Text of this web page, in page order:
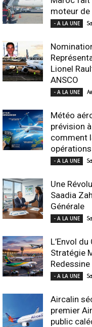
moteur de
- A LA UNE
Lionel
ANSCO
- A LA UNE
Météo
prévision
comment
- A LA UNE
Une
Saadia
Générale
- A LA UNE
L’Envol
Stratégie
- A LA UNE
Aircalin
premier
public